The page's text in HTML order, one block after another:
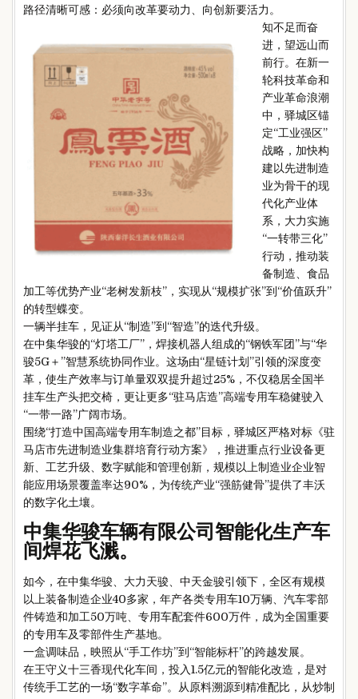
路径清晰可感：必须向改革要动力、向创新要活力。
知不足而奋
进，望远山而
前行。在新一
轮科技革命和
产业革命浪潮
中，驿城区锚
定“工业强区”
战略，加快构
建以先进制造
业为骨干的现
代化产业体
系，大力实施
“一转带三化”
行动，推动装
备制造、食品
加工等优势产业“老树发新枝”，实现从“规模扩张”到“价值跃升”
的转型蝶变。
一辆半挂车，见证从“制造”到“智造”的迭代升级。
在中集华骏的“灯塔工厂”，焊接机器人组成的“钢铁军团”与“华
骏5G＋”智慧系统协同作业。这场由“星链计划”引领的深度变
革，使生产效率与订单量双双提升超过25%，不仅稳居全国半
挂车生产头把交椅，更让更多“驻马店造”高端专用车稳健驶入
“一带一路”广阔市场。
围绕“打造中国高端专用车制造之都”目标，驿城区严格对标《驻
马店市先进制造业集群培育行动方案》，推进重点行业设备更
新、工艺升级、数字赋能和管理创新，规模以上制造业企业智
能应用场景覆盖率达90%，为传统产业“强筋健骨”提供了丰沃
的数字化土壤。
中集华骏车辆有限公司智能化生产车
间焊花飞溅。
如今，在中集华骏、大力天骏、中天金骏引领下，全区有规模
以上装备制造企业40多家，年产各类专用车10万辆、汽车零部
件铸造和加工50万吨、专用车配套件600万件，成为全国重要
的专用车及零部件生产基地。
一盒调味品，映照从“手工作坊”到“智能标杆”的跨越发展。
在王守义十三香现代化车间，投入1.5亿元的智能化改造，是对
传统手工艺的一场“数字革命”。从原料溯源到精准配比，从炒制